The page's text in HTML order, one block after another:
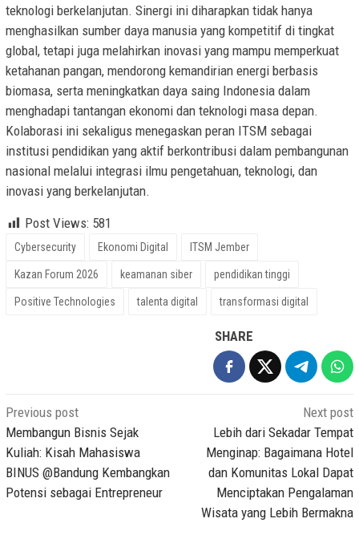
teknologi berkelanjutan. Sinergi ini diharapkan tidak hanya
menghasilkan sumber daya manusia yang kompetitif di tingkat
global, tetapi juga melahirkan inovasi yang mampu memperkuat
ketahanan pangan, mendorong kemandirian energi berbasis
biomasa, serta meningkatkan daya saing Indonesia dalam
menghadapi tantangan ekonomi dan teknologi masa depan.
Kolaborasi ini sekaligus menegaskan peran ITSM sebagai
institusi pendidikan yang aktif berkontribusi dalam pembangunan
nasional melalui integrasi ilmu pengetahuan, teknologi, dan
inovasi yang berkelanjutan.
Post Views: 581
Cybersecurity Ekonomi Digital ITSM Jember
Kazan Forum 2026 keamanan siber pendidikan tinggi
Positive Technologies talenta digital transformasi digital
SHARE
Post
navigation
Previous post
Membangun Bisnis Sejak
Kuliah: Kisah Mahasiswa
BINUS @Bandung Kembangkan
Potensi sebagai Entrepreneur
Next post
Lebih dari Sekadar Tempat
Menginap: Bagaimana Hotel
dan Komunitas Lokal Dapat
Menciptakan Pengalaman
Wisata yang Lebih Bermakna